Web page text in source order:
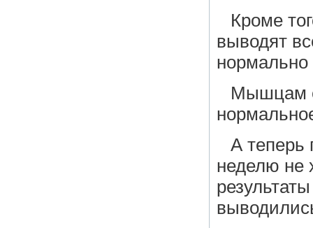
Кроме
выводят
Мышцам
А теперь
неделю не